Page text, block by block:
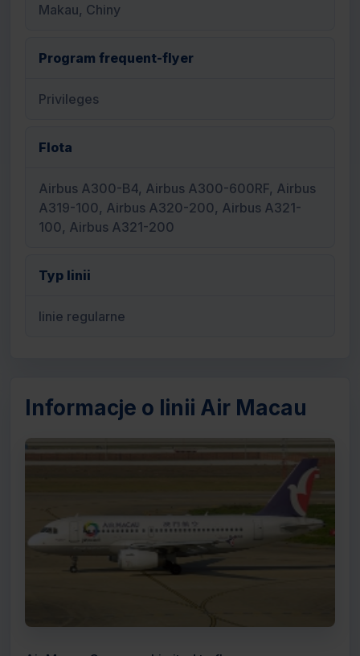
Makau, Chiny
Program frequent-flyer
Privileges
Flota
Airbus A300-B4, Airbus A300-600RF, Airbus
A319-100, Airbus A320-200, Airbus A321-
100, Airbus A321-200
Typ linii
linie regularne
Informacje o linii Air Macau